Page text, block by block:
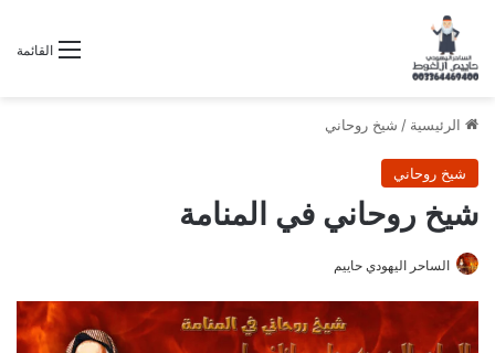
القائمة
الرئيسية / شيخ روحاني
شيخ روحاني
شيخ روحاني في المنامة
الساحر اليهودي حاييم